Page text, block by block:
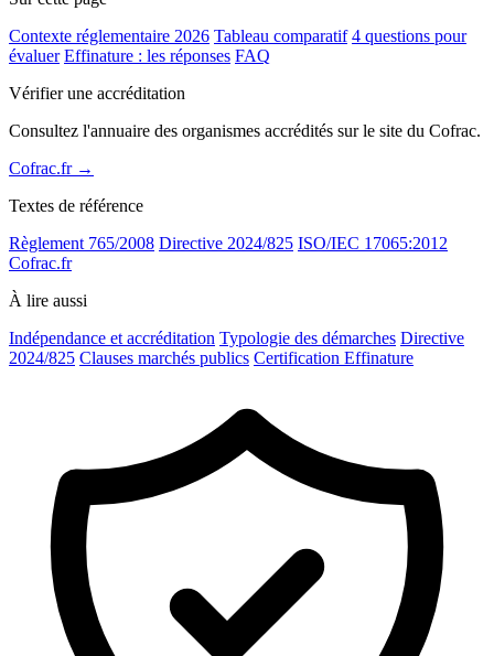
Contexte réglementaire 2026 Tableau comparatif 4 questions pour
évaluer Effinature : les réponses FAQ
Vérifier une accréditation
Consultez l'annuaire des organismes accrédités sur le site du Cofrac.
Cofrac.fr →
Textes de référence
Règlement 765/2008 Directive 2024/825 ISO/IEC 17065:2012
Cofrac.fr
À lire aussi
Indépendance et accréditation Typologie des démarches Directive
2024/825 Clauses marchés publics Certification Effinature